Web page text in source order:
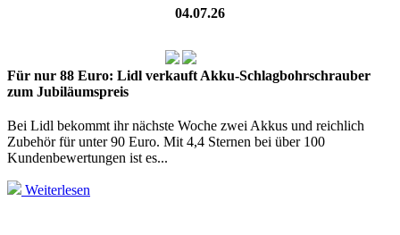
04.07.26
Für nur 88 Euro: Lidl verkauft Akku-Schlagbohrschrauber
zum Jubiläumspreis
Bei Lidl bekommt ihr nächste Woche zwei Akkus und reichlich
Zubehör für unter 90 Euro. Mit 4,4 Sternen bei über 100
Kundenbewertungen ist es...
Weiterlesen